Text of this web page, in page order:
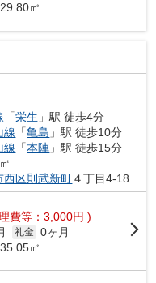
㎡
「栄生 」駅 徒歩4分
線 「亀島 」駅 徒歩10分
線 「本陣 」駅 徒歩15分
西区則武新町４丁目4-18
費等：3,000円 )
礼金 0ヶ月
㎡